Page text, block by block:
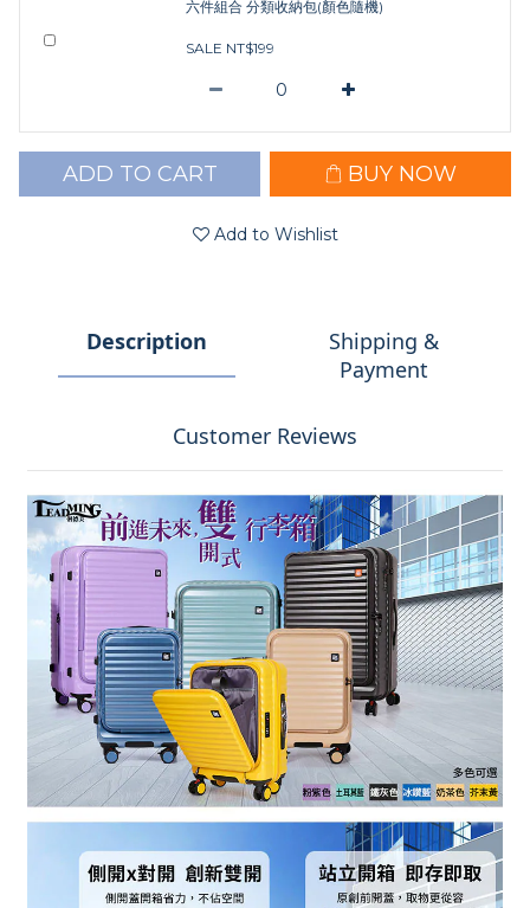
六件組合 分類收納包(顏色隨機)
SALE NT$199
ADD TO CART BUY NOW
Add to Wishlist
Description
Shipping &
Payment
Customer Reviews